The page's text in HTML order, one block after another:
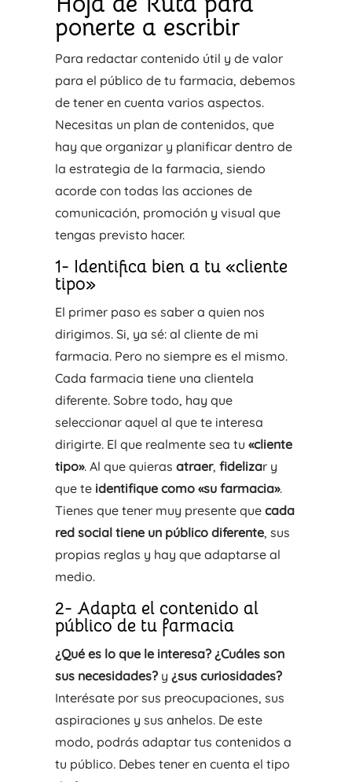
ponerte a escribir
Para redactar contenido útil y de valor
para el público de tu farmacia, debemos
de tener en cuenta varios aspectos.
Necesitas un plan de contenidos, que
hay que organizar y planificar dentro de
la estrategia de la farmacia, siendo
acorde con todas las acciones de
comunicación, promoción y visual que
tengas previsto hacer.
1- Identifica bien a tu «cliente
tipo»
El primer paso es saber a quien nos
dirigimos. Si, ya sé: al cliente de mi
farmacia. Pero no siempre es el mismo.
Cada farmacia tiene una clientela
diferente. Sobre todo, hay que
seleccionar aquel al que te interesa
dirigirte. El que realmente sea tu «cliente
tipo». Al que quieras atraer, fidelizar y
que te identifique como «su farmacia».
Tienes que tener muy presente que cada
red social tiene un público diferente, sus
propias reglas y hay que adaptarse al
medio.
2- Adapta el contenido al
público de tu farmacia
¿Qué es lo que le interesa? ¿Cuáles son
sus necesidades?y ¿sus curiosidades?
Interésate por sus preocupaciones, sus
aspiraciones y sus anhelos. De este
modo, podrás adaptar tus contenidos a
tu público. Debes tener en cuenta el tipo